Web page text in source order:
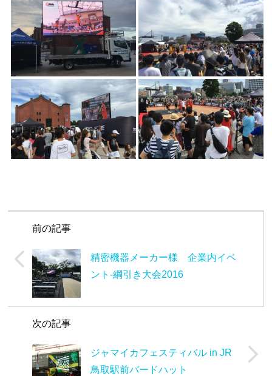
前の記事
精密機器メーカー様 企業内イベ
ント-綱引き大会2016
次の記事
ジャマイカフェスティバル in JR
鳥取駅前バードハット